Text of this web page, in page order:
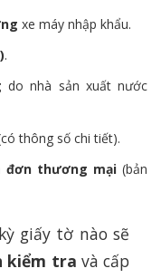
xe máy nhập khẩu.
.
do nhà sản xuất nước
thông số chi tiết).
đơn thương mại (bản
giấy tờ nào sẽ
kiểm tra và cấp